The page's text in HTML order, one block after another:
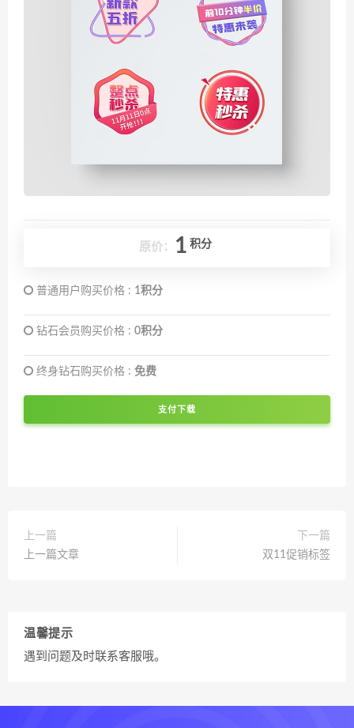
原价： 1 积分
普通用户购买价格 : 1积分
钻石会员购买价格 : 0积分
终身钻石购买价格 : 免费
支付下载
上一篇
上一篇文章
下一篇
双11促销标签
温馨提示
遇到问题及时联系客服哦。